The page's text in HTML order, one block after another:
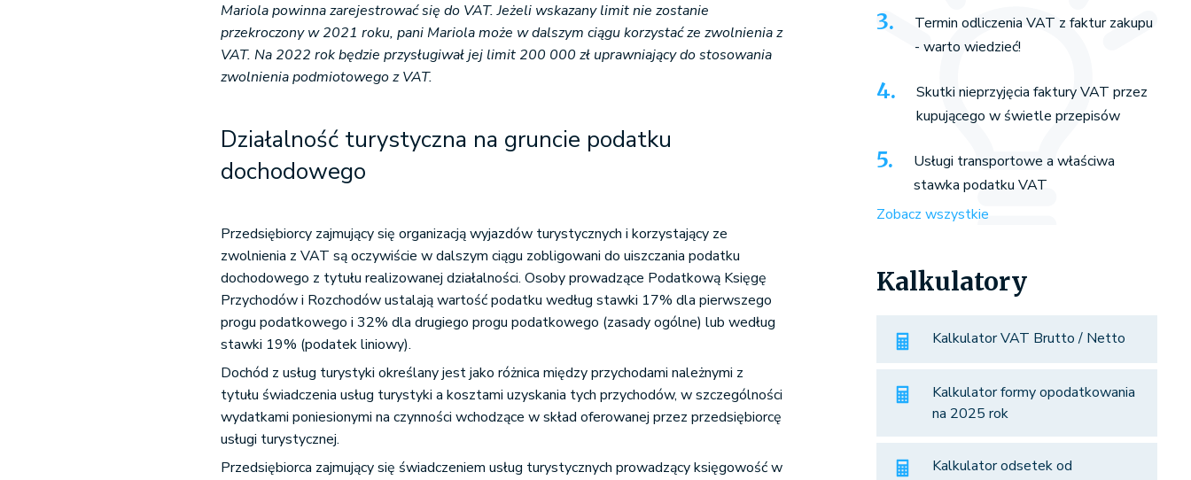
Mariola powinna zarejestrować się do VAT. Jeżeli wskazany limit nie zostanie
przekroczony w 2021 roku, pani Mariola może w dalszym ciągu korzystać ze zwolnienia z
VAT. Na 2022 rok będzie przysługiwał jej limit 200 000 zł uprawniający do stosowania
zwolnienia podmiotowego z VAT.
Działalność turystyczna na gruncie podatku
dochodowego
Przedsiębiorcy zajmujący się organizacją wyjazdów turystycznych i korzystający ze
zwolnienia z VAT są oczywiście w dalszym ciągu zobligowani do uiszczania podatku
dochodowego z tytułu realizowanej działalności. Osoby prowadzące Podatkową Księgę
Przychodów i Rozchodów ustalają wartość podatku według stawki 17% dla pierwszego
progu podatkowego i 32% dla drugiego progu podatkowego (zasady ogólne) lub według
stawki 19% (podatek liniowy).
Dochód z usług turystyki określany jest jako różnica między przychodami należnymi z
tytułu świadczenia usług turystyki a kosztami uzyskania tych przychodów, w szczególności
wydatkami poniesionymi na czynności wchodzące w skład oferowanej przez przedsiębiorcę
usługi turystycznej.
Przedsiębiorca zajmujący się świadczeniem usług turystycznych prowadzący księgowość w
Termin odliczenia VAT z faktur zakupu
- warto wiedzieć!
Skutki nieprzyjęcia faktury VAT przez
kupującego w świetle przepisów
Usługi transportowe a właściwa
stawka podatku VAT
Zobacz wszystkie
Kalkulatory
Kalkulator VAT Brutto / Netto
Kalkulator formy opodatkowania
na 2025 rok
Kalkulator odsetek od